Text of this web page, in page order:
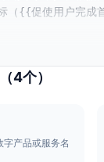
（{{促使用户完
4个）
字产品或服务名